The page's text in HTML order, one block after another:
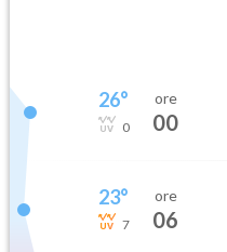
26°
0
ore
00
23°
7
ore
06